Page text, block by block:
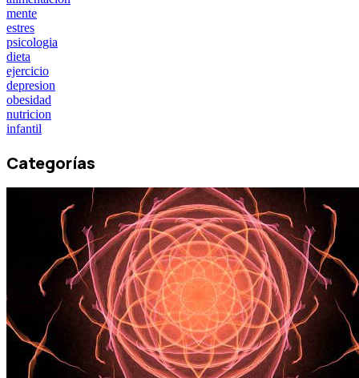
mente
estres
psicologia
dieta
ejercicio
depresion
obesidad
nutricion
infantil
Categorías